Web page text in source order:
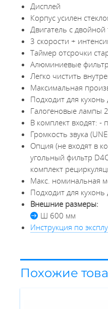
Дисплей
Корпус усилен
Двигатель с
3 скорости +
Таймер отсрочки
Алюминиевые
Легко чистить
Максимальная
Подходит для кухонь
Галогеновые лампы
В комплект входят: -
Громкость звука
Опция (не входят в
угольный фильтр
комплект
Макс. номинальная
Подходит для кухонь
Внешние размеры:
Ш 600 мм
Инструкция по
Похожие